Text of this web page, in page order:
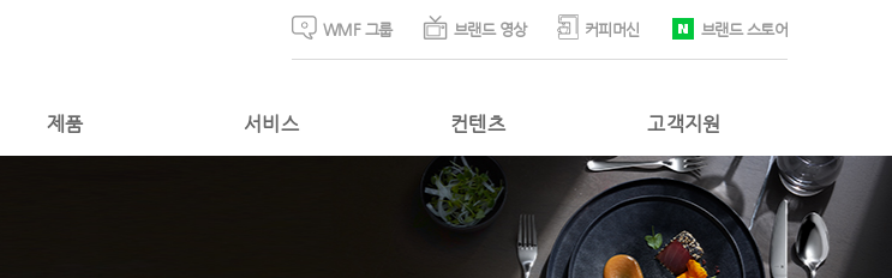
WMF 그룹 브랜드 영상 커피머신 브랜드 스토어
제품 서비스 컨텐츠 고객지원